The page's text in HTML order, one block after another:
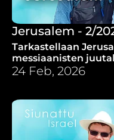
Jerusalem - 2/
Tarkastellaan
messiaanisten
yhteiskunnallista
24 Feb, 2026